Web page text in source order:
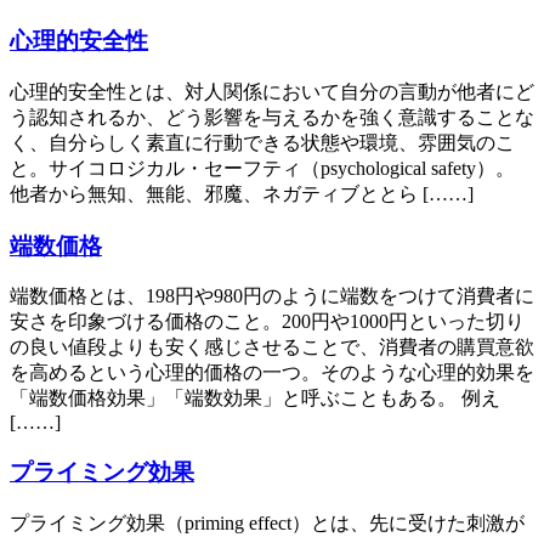
心理的安全性
心理的安全性とは、対人関係において自分の言動が他者にど
う認知されるか、どう影響を与えるかを強く意識することな
く、自分らしく素直に行動できる状態や環境、雰囲気のこ
と。サイコロジカル・セーフティ（psychological safety）。
他者から無知、無能、邪魔、ネガティブととら [……]
端数価格
端数価格とは、198円や980円のように端数をつけて消費者に
安さを印象づける価格のこと。200円や1000円といった切り
の良い値段よりも安く感じさせることで、消費者の購買意欲
を高めるという心理的価格の一つ。そのような心理的効果を
「端数価格効果」「端数効果」と呼ぶこともある。 例え
[……]
プライミング効果
プライミング効果（priming effect）とは、先に受けた刺激が